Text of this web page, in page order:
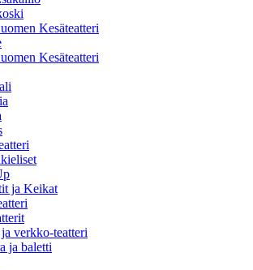
Kesäteatteri
Kesäteatteri
ja Keikat
verkko-teatteri
ja baletti